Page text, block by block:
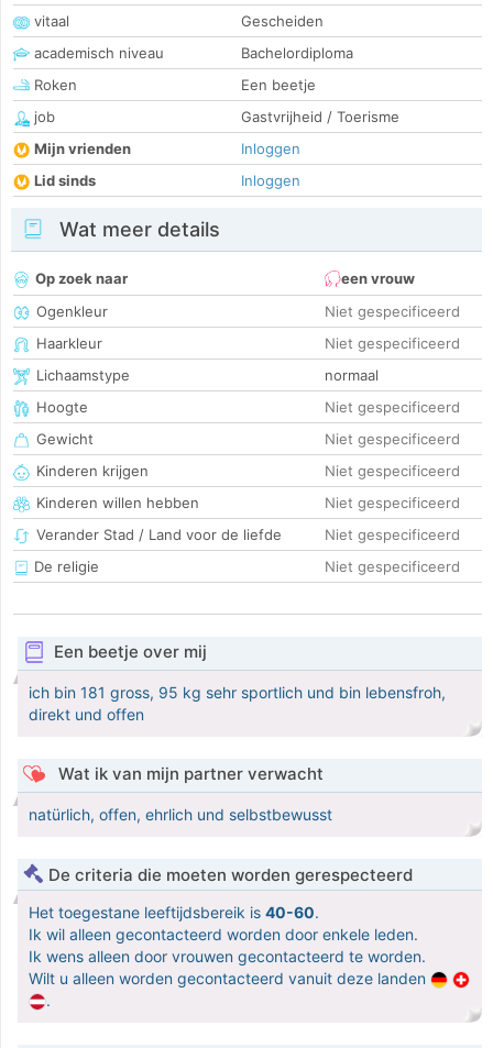
vitaal
Gescheiden
academisch niveau
Bachelordiploma
Roken
Een beetje
job
Gastvrijheid / Toerisme
Mijn vrienden
Inloggen
Lid sinds
Inloggen
Wat meer details
Op zoek naar
een vrouw
Ogenkleur
Niet gespecificeerd
Haarkleur
Niet gespecificeerd
Lichaamstype
normaal
Hoogte
Niet gespecificeerd
Gewicht
Niet gespecificeerd
Kinderen krijgen
Niet gespecificeerd
Kinderen willen hebben
Niet gespecificeerd
Verander Stad / Land voor de liefde
Niet gespecificeerd
De religie
Niet gespecificeerd
Een beetje over mij
ich bin 181 gross, 95 kg sehr sportlich und bin lebensfroh,
direkt und offen
Wat ik van mijn partner verwacht
natürlich, offen, ehrlich und selbstbewusst
De criteria die moeten worden gerespecteerd
Het toegestane leeftijdsbereik is 40-60.
Ik wil alleen gecontacteerd worden door enkele leden.
Ik wens alleen door vrouwen gecontacteerd te worden.
Wilt u alleen worden gecontacteerd vanuit deze landen
.